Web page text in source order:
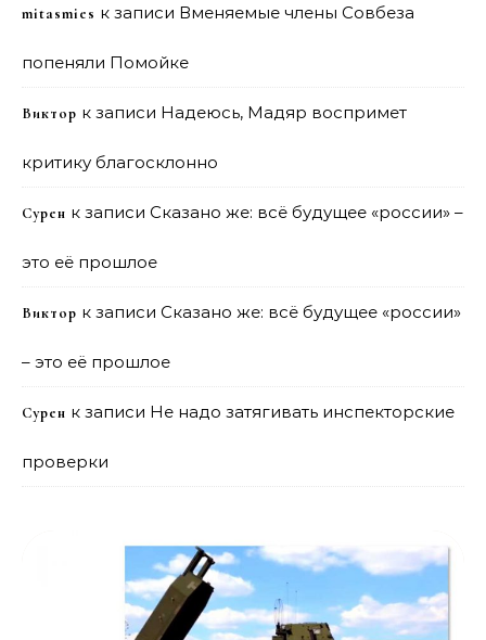
mitasmies к записи Вменяемые члены Совбеза
попеняли Помойке
Виктор к записи Надеюсь, Мадяр воспримет
критику благосклонно
Сурен к записи Сказано же: всё будущее «россии» –
это её прошлое
Виктор к записи Сказано же: всё будущее «россии»
– это её прошлое
Сурен к записи Не надо затягивать инспекторские
проверки